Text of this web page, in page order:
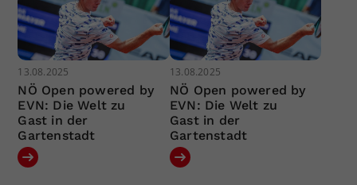
13.08.2025
NÖ Open powered by
EVN: Die Welt zu
Gast in der
Gartenstadt
13.08.2025
NÖ Open powered by
EVN: Die Welt zu
Gast in der
Gartenstadt